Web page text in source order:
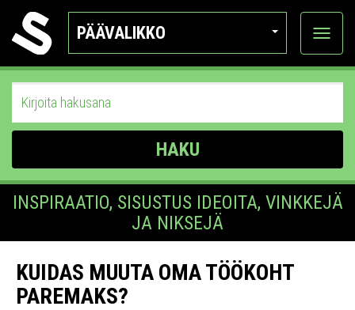
PÄÄVALIKKO
Näytä
HAKU
INSPIRAATIO, SISUSTUS IDEOITA, VINKKEJÄ
JA NIKSEJÄ
KUIDAS MUUTA OMA TÖÖKOHT
PAREMAKS?